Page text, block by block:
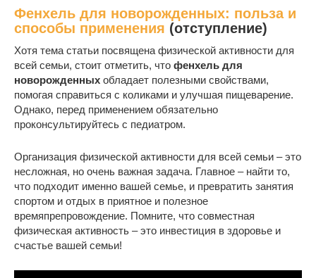
Фенхель для новорожденных: польза и
способы применения (отступление)
Хотя тема статьи посвящена физической активности для
всей семьи, стоит отметить, что фенхель для
новорожденных обладает полезными свойствами,
помогая справиться с коликами и улучшая пищеварение.
Однако, перед применением обязательно
проконсультируйтесь с педиатром.
Организация физической активности для всей семьи – это
несложная, но очень важная задача. Главное – найти то,
что подходит именно вашей семье, и превратить занятия
спортом и отдых в приятное и полезное
времяпрепровождение. Помните, что совместная
физическая активность – это инвестиция в здоровье и
счастье вашей семьи!